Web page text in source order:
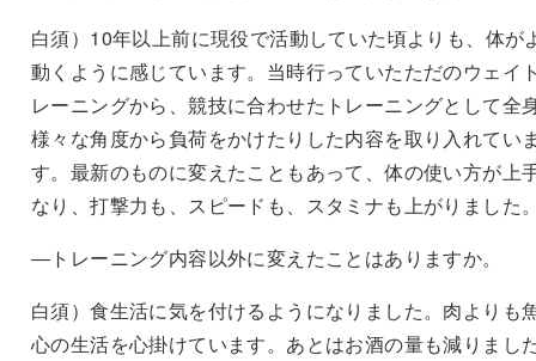
白須）10年以上前に現役で活動していた頃よりも、体が
動くように感じています。当時行っていたただのウェイ
レーニングから、競技に合わせたトレーニングとして全
様々な角度から負荷をかけたりした内容を取り入れてい
す。最新のものに変えたこともあって、体の使い方が上
なり、打撃力も、スピードも、スタミナも上がりました
―トレーニング内容以外に変えたことはありますか。
白須）食生活に気を付けるようになりました。肉よりも
心の生活を心掛けています。あとはお酒の量も減りまし